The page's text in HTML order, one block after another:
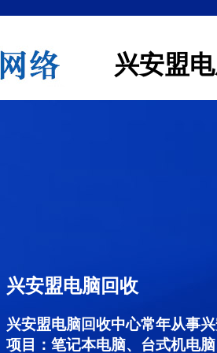
兴安盟
兴安盟电脑回收
兴安盟电脑回收中心常年从事
项目：笔记本电脑、台式机电